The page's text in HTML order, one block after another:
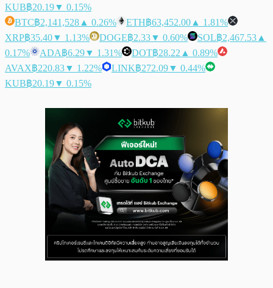
KUB฿20.19▼ 0.15%
BTC฿2,141,528 ▲ 0.26% ETH฿63,452.00 ▲ 1.81%
XRP฿35.40▼ 1.13% DOGE฿2.33▼ 0.60% SOL฿2,467.53 ▲
0.17%
ADA฿6.29▼ 1.31% DOT฿28.22 ▲ 0.89%
AVAX฿220.83▼ 1.22% LINK฿272.09▼ 0.44%
KUB฿20.19▼ 0.15%